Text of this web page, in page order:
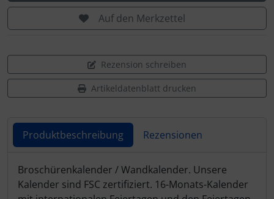
Auf den Merkzettel
Rezension schreiben
Artikeldatenblatt drucken
Produktbeschreibung Rezensionen
Produktbeschreibung
Broschürenkalender / Wandkalender. Unsere
Kalender sind FSC zertifiziert. 16-Monats-Kalender